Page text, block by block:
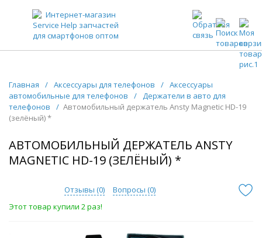
ЗАПЧАСТИ ДЛЯ ТЕЛЕФОНОВ ОПТОМ
Главная / Аксессуары для телефонов / Аксессуары
автомобильные для телефонов
/ Держатели в авто для
телефонов
/ Автомобильный держатель Ansty Magnetic HD-19
(зелёный) *
АВТОМОБИЛЬНЫЙ ДЕРЖАТЕЛЬ ANSTY
MAGNETIC HD-19 (ЗЕЛЁНЫЙ) *
Отзывы (0) Вопросы (0)
Этот товар купили 2 раз!